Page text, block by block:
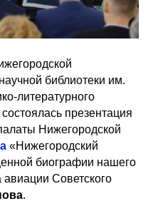
библиотеки им.
литературного
презентация
Нижегородской
«Нижегородский
биографии нашего
Советского
.